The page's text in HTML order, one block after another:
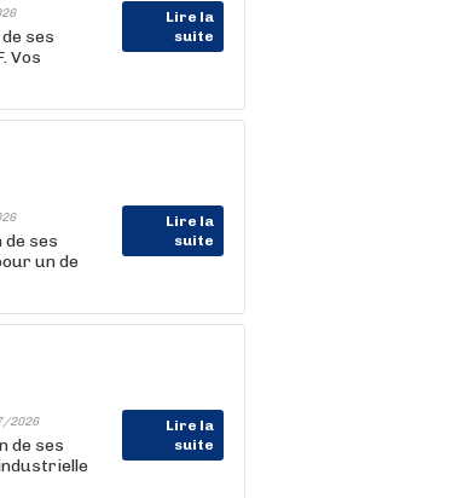
Lire la
suite
ses
Vos
Lire la
suite
ses
un de
2026
Lire la
suite
de ses